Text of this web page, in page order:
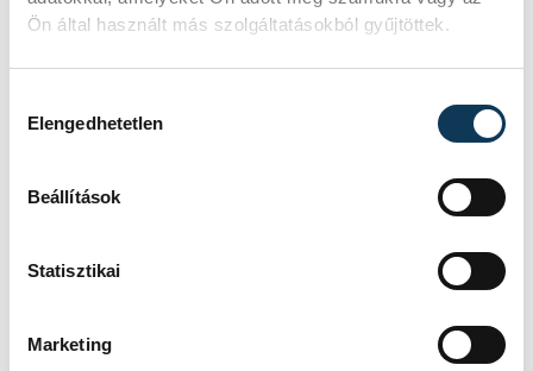
Ön által használt más szolgáltatásokból gyűjtöttek.
Elengedhetetlen
Beállítások
Statisztikai
Marketing
Jéglovagok készítettek és üzemeltetnek,